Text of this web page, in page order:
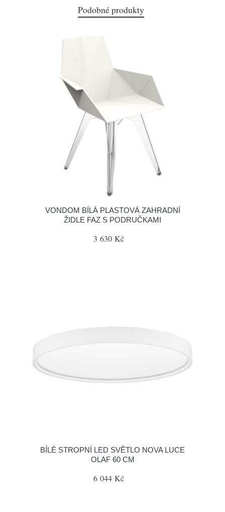
Podobné produkty
VONDOM BÍLÁ PLASTOVÁ ZAHRADNÍ
ŽIDLE FAZ S PODRUČKAMI
3 630 Kč
BÍLÉ STROPNÍ LED SVĚTLO NOVA LUCE
OLAF 60 CM
6 044 Kč